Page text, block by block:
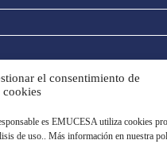
el consentimiento de
cookies
es EMUCESA utiliza cookies
de uso.. Más información en nuestra